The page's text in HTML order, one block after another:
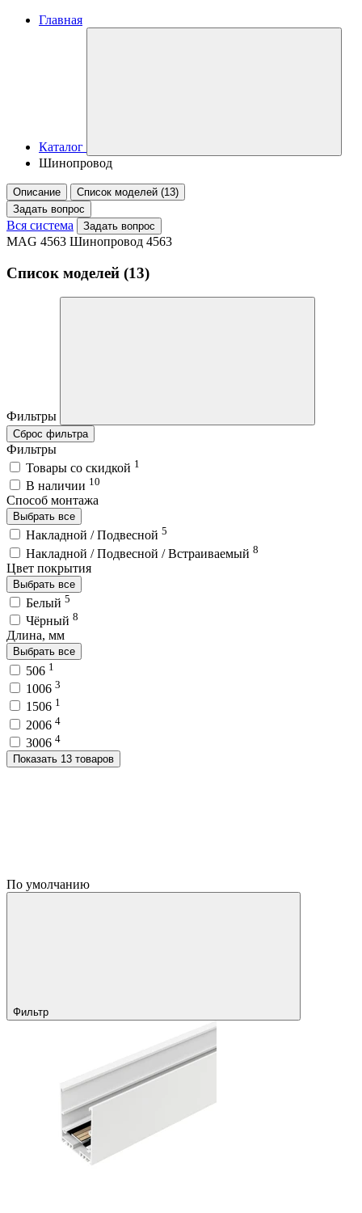
Главная
Каталог
Шинопровод
Описание
Список моделей (13)
Задать вопрос
Вся система Задать вопрос
MAG 4563 Шинопровод 4563
Список моделей (13)
Фильтры
Сброс фильтра
Фильтры
Товары со скидкой 1
В наличии 10
Способ монтажа
Выбрать все
Накладной / Подвесной 5
Накладной / Подвесной / Встраиваемый 8
Цвет покрытия
Выбрать все
Белый 5
Чёрный 8
Длина, мм
Выбрать все
506 1
1006 3
1506 1
2006 4
3006 4
Показать 13 товаров
По умолчанию
Фильтр